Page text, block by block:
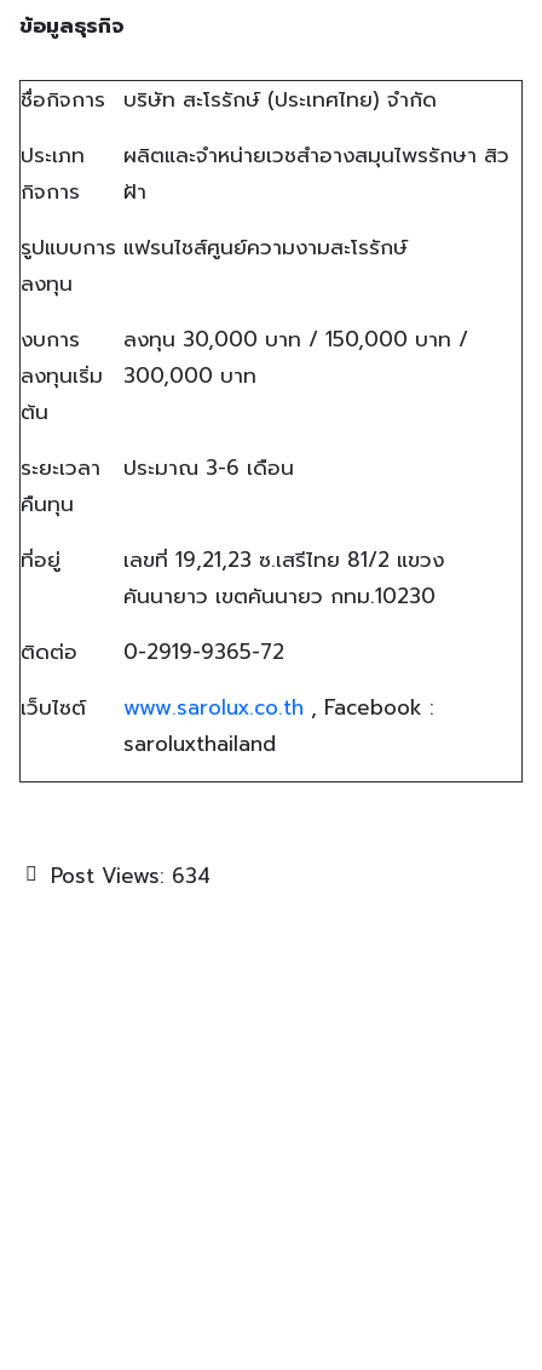
ข้อมูลธุรกิจ
ชื่อกิจการ
บริษัท สะโรรักษ์ (ประเทศไทย) จำกัด
ประเภท
กิจการ
ผลิตและจำหน่ายเวชสำอางสมุนไพรรักษา สิว
ฝ้า
รูปแบบการ
ลงทุน
แฟรนไชส์ศูนย์ความงามสะโรรักษ์
งบการ
ลงทุนเริ่ม
ต้น
ลงทุน 30,000 บาท / 150,000 บาท /
300,000 บาท
ระยะเวลา
คืนทุน
ประมาณ 3-6 เดือน
ที่อยู่
เลขที่ 19,21,23 ซ.เสรีไทย 81/2 แขวง
คันนายาว เขตคันนายว กทม.10230
ติดต่อ
0-2919-9365-72
เว็บไซต์
www.sarolux.co.th , Facebook :
saroluxthailand
Post Views: 634